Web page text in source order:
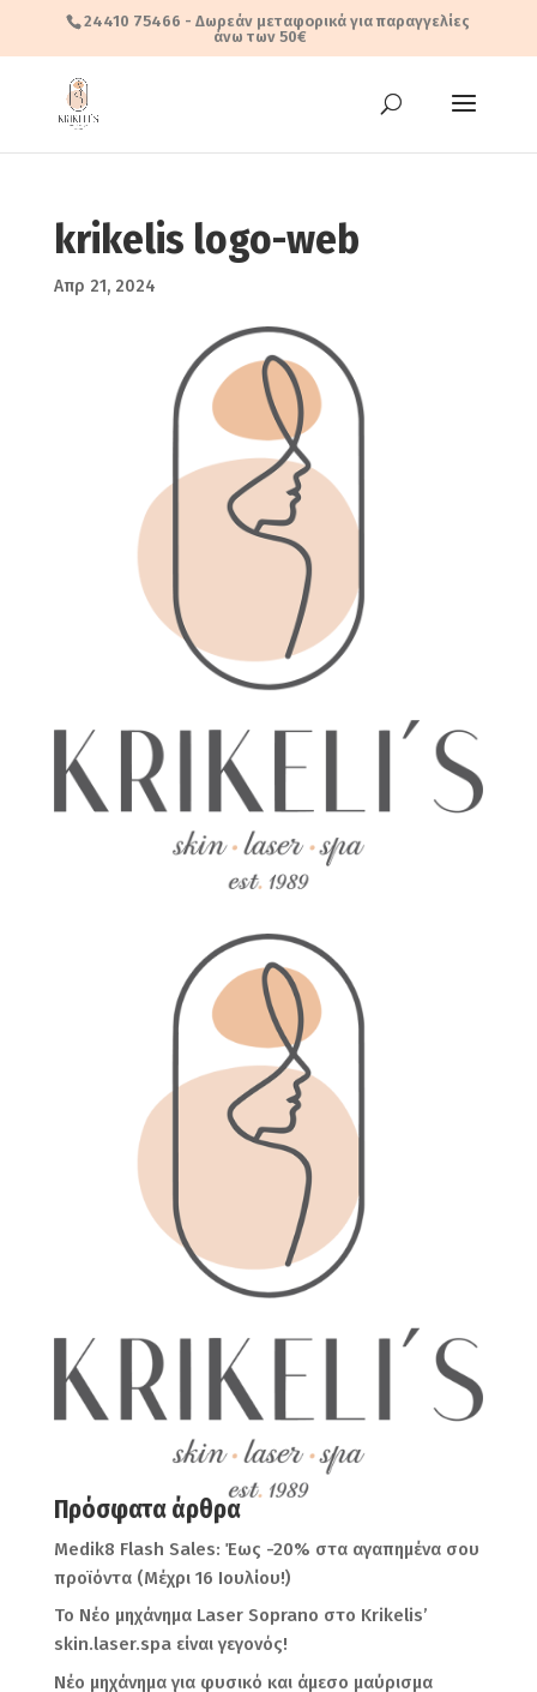
24410 75466 - Δωρεάν μεταφορικά για παραγγελίες
άνω των 50€
krikelis logo-web
Απρ 21, 2024
Πρόσφατα άρθρα
Medik8 Flash Sales: Έως -20% στα αγαπημένα σου
προϊόντα (Μέχρι 16 Ιουλίου!)
Το Νέο μηχάνημα Laser Soprano στο Krikelis’
skin.laser.spa είναι γεγονός!
Νέο μηχάνημα για φυσικό και άμεσο μαύρισμα